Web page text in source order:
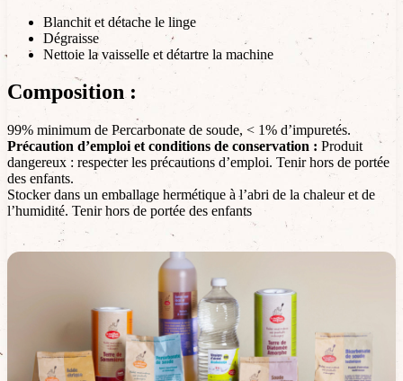
Blanchit et détache le linge
Dégraisse
Nettoie la vaisselle et détartre la machine
Composition :
99% minimum de Percarbonate de soude, < 1% d’impuretés.
Précaution d’emploi et conditions de conservation : Produit
dangereux : respecter les précautions d’emploi. Tenir hors de portée
des enfants.
Stocker dans un emballage hermétique à l’abri de la chaleur et de
l’humidité. Tenir hors de portée des enfants